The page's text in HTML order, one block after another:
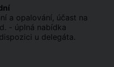
a opalování, účast na
- úplná nabídka
u delegáta.